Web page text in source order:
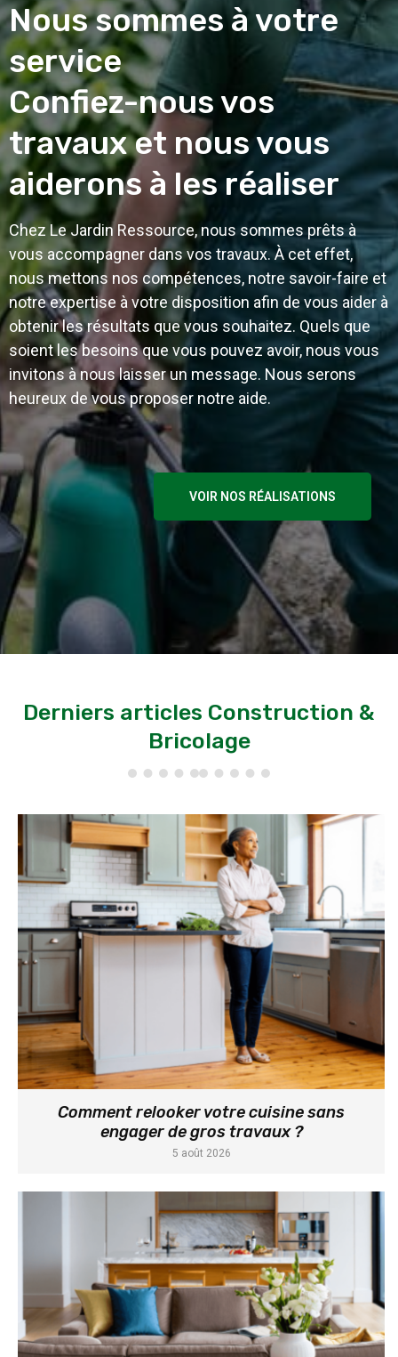
Nous sommes à votre
service
Confiez-nous vos
travaux et nous vous
aiderons à les réaliser
Chez Le Jardin Ressource, nous sommes prêts à
vous accompagner dans vos travaux. À cet effet,
nous mettons nos compétences, notre savoir-faire et
notre expertise à votre disposition afin de vous aider à
obtenir les résultats que vous souhaitez. Quels que
soient les besoins que vous pouvez avoir, nous vous
invitons à nous laisser un message. Nous serons
heureux de vous proposer notre aide.
VOIR NOS RÉALISATIONS
Derniers articles Construction &
Bricolage
Comment relooker votre cuisine sans
engager de gros travaux ?
5 août 2026